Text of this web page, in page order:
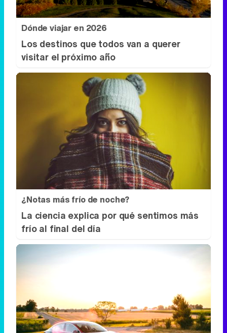
Dónde viajar en 2026
Los destinos que todos van a querer
visitar el próximo año
¿Notas más frío de noche?
La ciencia explica por qué sentimos más
frío al final del día